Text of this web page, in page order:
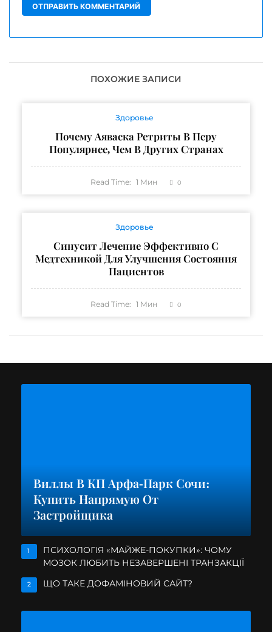
ПОХОЖИЕ ЗАПИСИ
Здоровье
Почему Аяваска Ретриты В Перу
Популярнее, Чем В Других Странах
Read Time: 1 Мин 0
Здоровье
Синусит Лечение Эффективно С
Медтехникой Для Улучшения Состояния
Пациентов
Read Time: 1 Мин 0
Виллы В КП Арфа-Парк Сочи:
Купить Напрямую От
Застройщика
1
ПСИХОЛОГІЯ «МАЙЖЕ-ПОКУПКИ»: ЧОМУ
МОЗОК ЛЮБИТЬ НЕЗАВЕРШЕНІ ТРАНЗАКЦІЇ
2 ЩО ТАКЕ ДОФАМІНОВИЙ САЙТ?